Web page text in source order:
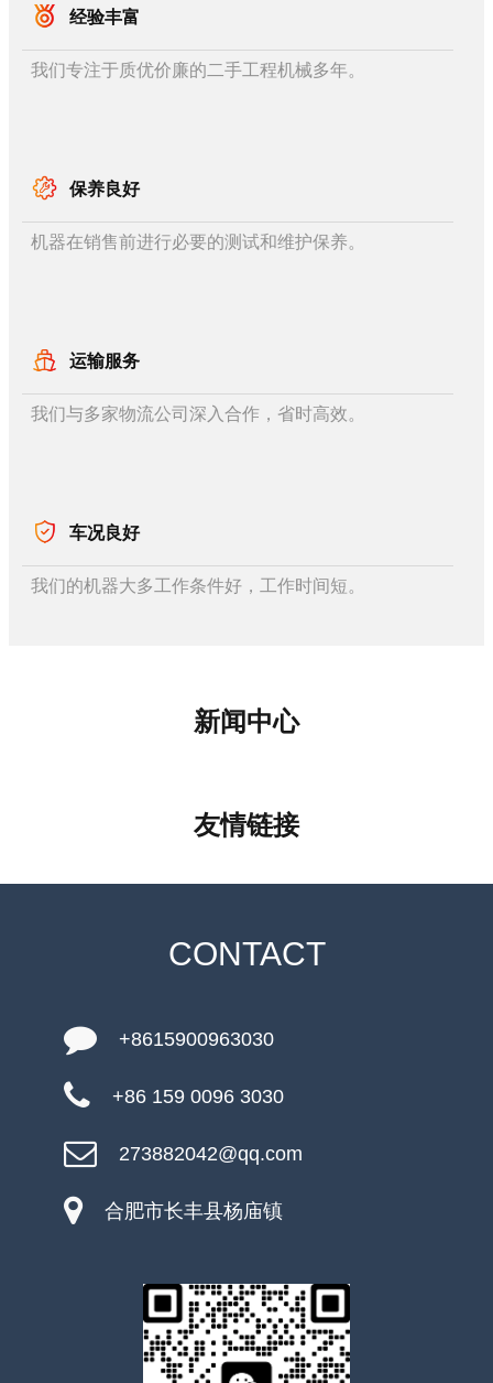
经验丰富
我们专注于质优价廉的二手工程机械多年。
保养良好
机器在销售前进行必要的测试和维护保养。
运输服务
我们与多家物流公司深入合作，省时高效。
车况良好
我们的机器大多工作条件好，工作时间短。
新闻中心
友情链接
CONTACT
+8615900963030
+86 159 0096 3030
273882042@qq.com
合肥市长丰县杨庙镇